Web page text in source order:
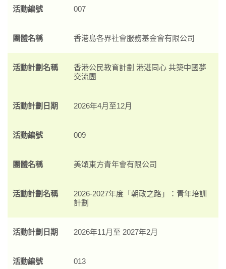
活動編號 007
團體名稱 香港島各界社會服務基金會有限公司
活動計劃名稱
香港公民教育計劃 港湛同心 共築中國夢
交流團
活動計劃日期 2026年4月至12月
活動編號 009
團體名稱 美頌東方青年會有限公司
活動計劃名稱
2026-2027年度「朝政之路」：青年培訓
計劃
活動計劃日期 2026年11月至 2027年2月
活動編號 013